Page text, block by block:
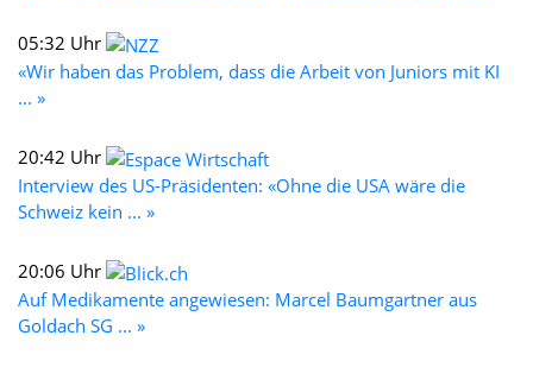
05:32 Uhr
«Wir haben das Problem, dass die Arbeit von Juniors mit KI
... »
20:42 Uhr
Interview des US-Präsidenten: «Ohne die USA wäre die
Schweiz kein ... »
20:06 Uhr
Auf Medikamente angewiesen: Marcel Baumgartner aus
Goldach SG ... »